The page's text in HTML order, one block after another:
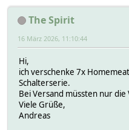
The Spirit
16 März 2026, 11:10:44
Hi,
ich verschenke 7x
Schalterserie.
Bei Versand müssten nur
Viele Grüße,
Andreas